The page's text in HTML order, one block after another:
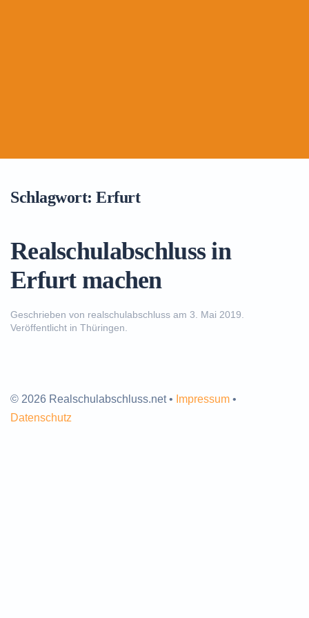
Schlagwort:Erfurt
Realschulabschluss in
Erfurt machen
Geschrieben von realschulabschluss am 3. Mai 2019
Veröffentlicht in Thüringen
© 2026 Realschulabschluss.net • Impressum •
Datenschutz